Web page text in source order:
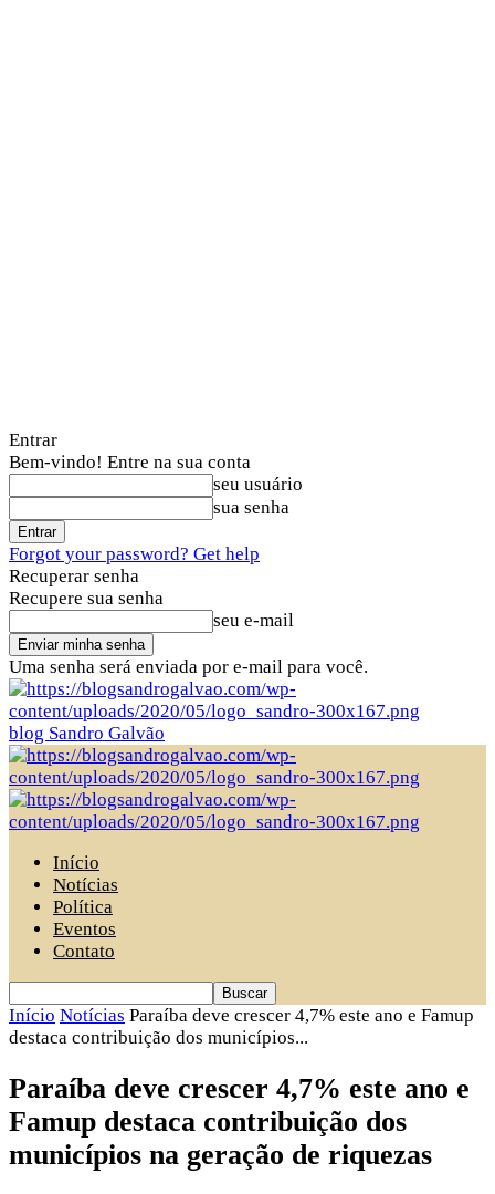
Entrar
Bem-vindo! Entre na sua conta
seu usuário
sua senha
Forgot your password? Get help
Recuperar senha
Recupere sua senha
seu e-mail
Uma senha será enviada por e-mail para você.
blog Sandro Galvão
Início
Notícias
Política
Eventos
Contato
Início Notícias Paraíba deve crescer 4,7% este ano e Famup
destaca contribuição dos municípios...
Paraíba deve crescer 4,7% este ano e
Famup destaca contribuição dos
municípios na geração de riquezas